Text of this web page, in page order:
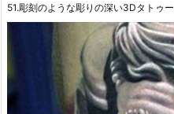
51.彫刻のような彫りの深い3Dタトゥー